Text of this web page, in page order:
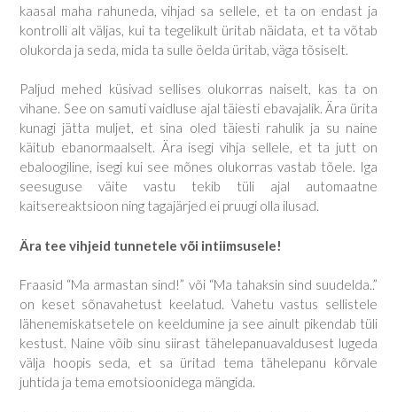
kaasal maha rahuneda, vihjad sa sellele, et ta on endast ja
kontrolli alt väljas, kui ta tegelikult üritab näidata, et ta võtab
olukorda ja seda, mida ta sulle öelda üritab, väga tõsiselt.
Paljud mehed küsivad sellises olukorras naiselt, kas ta on
vihane. See on samuti vaidluse ajal täiesti ebavajalik. Ära ürita
kunagi jätta muljet, et sina oled täiesti rahulik ja su naine
käitub ebanormaalselt. Ära isegi vihja sellele, et ta jutt on
ebaloogiline, isegi kui see mõnes olukorras vastab tõele. Iga
seesuguse väite vastu tekib tüli ajal automaatne
kaitsereaktsioon ning tagajärjed ei pruugi olla ilusad.
Ära tee vihjeid tunnetele või intiimsusele!
Fraasid “Ma armastan sind!” või “Ma tahaksin sind suudelda..”
on keset sõnavahetust keelatud. Vahetu vastus sellistele
lähenemiskatsetele on keeldumine ja see ainult pikendab tüli
kestust. Naine võib sinu siirast tähelepanuavaldusest lugeda
välja hoopis seda, et sa üritad tema tähelepanu kõrvale
juhtida ja tema emotsioonidega mängida.